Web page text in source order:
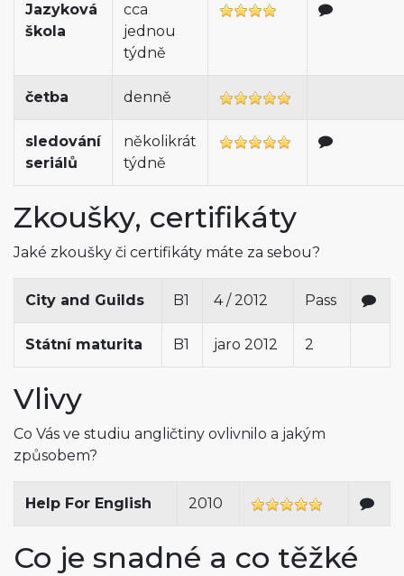
Jazyková
škola
cca
jednou
týdně
četba denně
sledování
seriálů
několikrát
týdně
Zkoušky, certifikáty
Jaké zkoušky či certifikáty máte za sebou?
City and Guilds B1 4 / 2012 Pass
Státní maturita B1 jaro 2012 2
Vlivy
Co Vás ve studiu angličtiny ovlivnilo a jakým
způsobem?
Help For English 2010
Co je snadné a co těžké